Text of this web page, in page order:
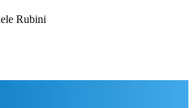
Rubini